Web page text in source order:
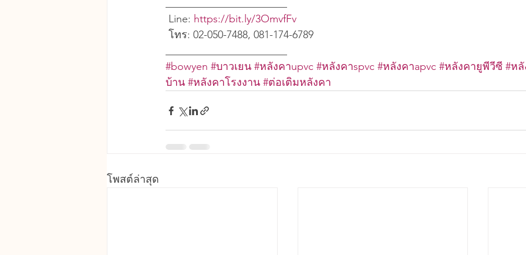
Line: https://bit.ly/3OmvfFv
โทร: 02-050-7488, 081-174-6789
#bowyen #บาวเยน #หลังคาupvc #หลังคาspvc #หลังคาapvc #หลังคายูพีวีซี #หลั
บ้าน #หลังคาโรงงาน #ต่อเติมหลังคา
โพสต์ล่าสุด